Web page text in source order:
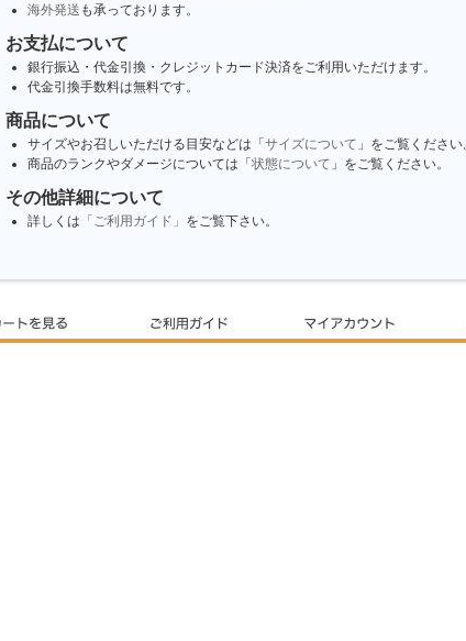
海外発送 も承っております。
お支払について
銀行振込・代金引換・クレジットカード決済をご利用いただけます。
代金引換手数料は無料です。
商品について
サイズやお召しいただける目安などは「 サイズについて 」をご覧ください
商品のランクやダメージについては「 状態について 」をご覧ください。
その他詳細について
詳しくは 「ご利用ガイド」 をご覧下さい。